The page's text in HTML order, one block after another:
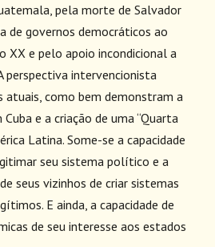
pela morte de Salvador
de governos democráticos ao
XX e pelo apoio incondicional a
perspectiva intervencionista
atuais, como bem demonstram a
e a criação de uma “Quarta
Latina. Some-se a capacidade
seu sistema político e a
seus vizinhos de criar sistemas
E ainda, a capacidade de
de seu interesse aos estados